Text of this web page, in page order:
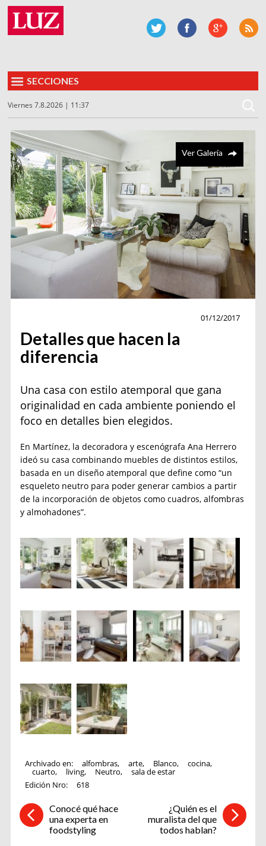
SECCIONES
Viernes 7.8.2026 | 11:37
Ver Galería
01/12/2017
Detalles que hacen la
diferencia
Una casa con estilo atemporal que gana
originalidad en cada ambiente poniendo el
foco en detalles bien elegidos.
En Martínez, la decoradora y escenógrafa Ana Herrero
ideó su casa combinando muebles de distintos estilos,
basada en un diseño atemporal que define como “un
esqueleto neutro para poder generar cambios a partir
de la incorporación de objetos como cuadros, alfombras
y almohadones”.
Archivado en: alfombras, arte, Blanco, cocina,
cuarto, living, Neutro,
sala de estar
Edición Nro:
618
Conocé qué hace
una experta en
foodstyling
¿Quién es el
muralista del que
todos hablan?